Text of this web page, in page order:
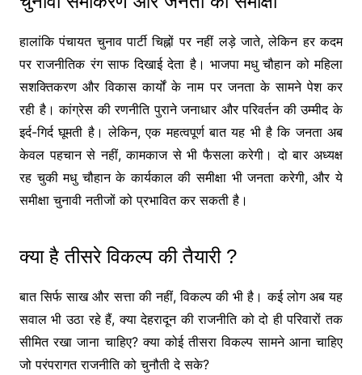
हालांकि पंचायत चुनाव पार्टी चिह्नों पर नहीं लड़े जाते, लेकिन हर कदम
पर राजनीतिक रंग साफ दिखाई देता है। भाजपा मधु चौहान को महिला
सशक्तिकरण और विकास कार्यों के नाम पर जनता के सामने पेश कर
रही है। कांग्रेस की रणनीति पुराने जनाधार और परिवर्तन की उम्मीद के
इर्द-गिर्द घूमती है। लेकिन, एक महत्वपूर्ण बात यह भी है कि जनता अब
केवल पहचान से नहीं, कामकाज से भी फैसला करेगी। दो बार अध्यक्ष
रह चुकी मधु चौहान के कार्यकाल की समीक्षा भी जनता करेगी, और ये
समीक्षा चुनावी नतीजों को प्रभावित कर सकती है।
क्या है तीसरे विकल्प की तैयारी ?
बात सिर्फ साख और सत्ता की नहीं, विकल्प की भी है। कई लोग अब यह
सवाल भी उठा रहे हैं, क्या देहरादून की राजनीति को दो ही परिवारों तक
सीमित रखा जाना चाहिए? क्या कोई तीसरा विकल्प सामने आना चाहिए
जो परंपरागत राजनीति को चुनौती दे सके?